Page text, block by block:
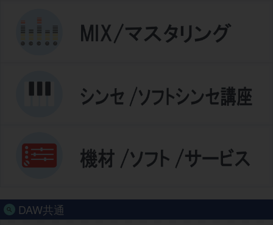
DAW共通